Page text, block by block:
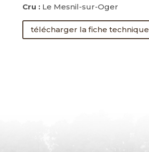
Cru :Le Mesnil-sur-Oger
télécharger la fiche technique